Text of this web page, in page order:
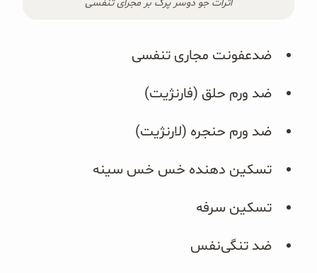
اثرات جو دوسر پرک بر مجرای تنفسی
ضد‌عفونت مجاری تنفسی
ضد‌ ورم حلق (فارنژیت)
ضد ورم حنجره (لارنژیت)
تسکین دهنده خس خس سینه
تسکین سرفه
ضد تنگی‌نفس